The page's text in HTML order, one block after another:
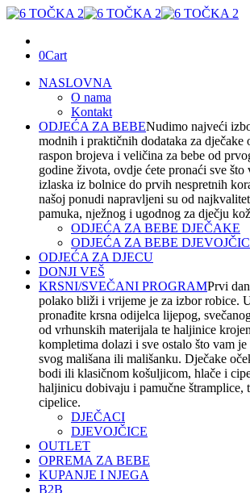
0Cart
NASLOVNA
O nama
Kontakt
ODJEĆA ZA BEBENudimo najveći
modnih i praktičnih dodataka za dječake
raspon brojeva i veličina za bebe od
godine života, ovdje ćete pronaći sve što
izlaska iz bolnice do prvih nespretnih
našoj ponudi napravljeni su od
pamuka, nježnog i ugodnog za dječju
ODJEĆA ZA BEBE DJEČAKE
ODJEĆA ZA BEBE
ODJEĆA ZA DJECU
DONJI VEŠ
KRSNI/SVEČANI PROGRAMPrvi
polako bliži i vrijeme je za izbor robice.
pronađite krsna odijelca lijepog,
od vrhunskih materijala te haljinice
kompletima dolazi i sve ostalo što vam je
svog mališana ili mališanku. Dječake
bodi ili klasičnom košuljicom, hlače i
haljinicu dobivaju i pamučne štramplice,
cipelice.
DJEČACI
DJEVOJČICE
OUTLET
OPREMA ZA BEBE
KUPANJE I NJEGA
B2B